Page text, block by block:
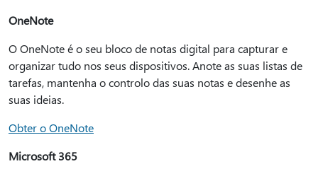
OneNote
O OneNote é o seu bloco de notas digital para capturar e
organizar tudo nos seus dispositivos. Anote as suas listas de
tarefas, mantenha o controlo das suas notas e desenhe as
suas ideias.
Obter o OneNote
Microsoft 365